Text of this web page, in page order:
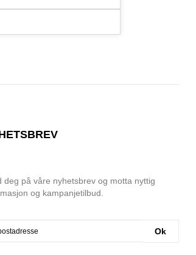
deg på våre nyhetsbrev og motta nyttig
og kampanjetilbud.
Ok